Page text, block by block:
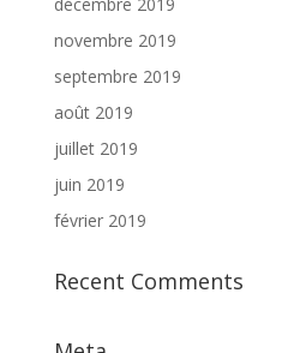
novembre 2019
septembre 2019
août 2019
juillet 2019
juin 2019
février 2019
Recent Comments